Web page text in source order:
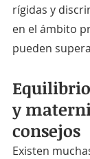
rígidas y
en el ámbito
pueden
y
consejos
Existen